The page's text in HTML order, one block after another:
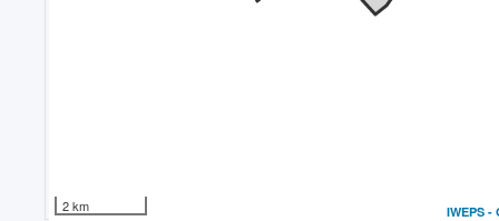
2 km IWEPS -